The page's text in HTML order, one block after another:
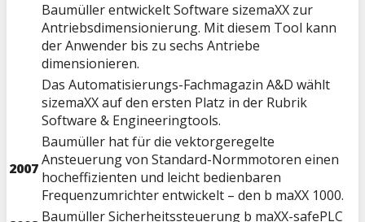
Baumüller entwickelt Software sizemaXX zur
Antriebsdimensionierung. Mit diesem Tool kann
der Anwender bis zu sechs Antriebe
dimensionieren.
Das Automatisierungs-Fachmagazin A&D wählt
sizemaXX auf den ersten Platz in der Rubrik
Software & Engineeringtools.
2007
Baumüller hat für die vektorgeregelte
Ansteuerung von Standard-Normmotoren einen
hocheffizienten und leicht bedienbaren
Frequenzumrichter entwickelt – den b maXX 1000.
Baumüller Sicherheitssteuerung b maXX-safePLC